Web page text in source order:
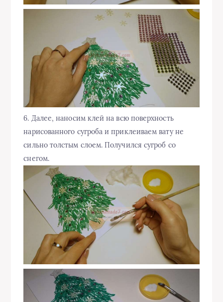
6. Далее, наносим клей на всю поверхность
нарисованного сугроба и приклеиваем вату не
сильно толстым слоем. Получился сугроб со
снегом.